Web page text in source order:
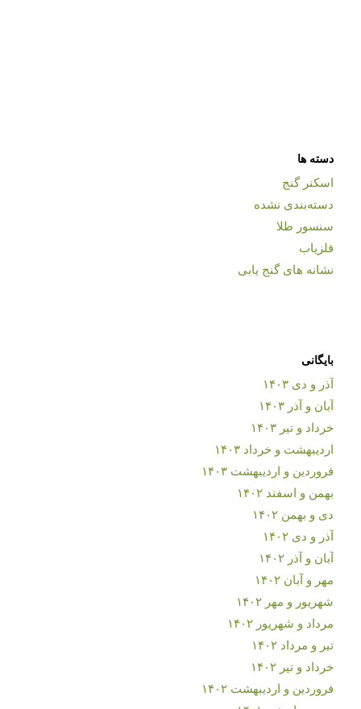
دسته ها
اسکنر گنج
دسته‌بندی نشده
سنسور طلا
فلزیاب
نشانه های گنج یابی
بایگانی
آذر و دی ۱۴۰۳
آبان و آذر ۱۴۰۳
خرداد و تیر ۱۴۰۳
اردیبهشت و خرداد ۱۴۰۳
فروردین و اردیبهشت ۱۴۰۳
بهمن و اسفند ۱۴۰۲
دی و بهمن ۱۴۰۲
آذر و دی ۱۴۰۲
آبان و آذر ۱۴۰۲
مهر و آبان ۱۴۰۲
شهریور و مهر ۱۴۰۲
مرداد و شهریور ۱۴۰۲
تیر و مرداد ۱۴۰۲
خرداد و تیر ۱۴۰۲
فروردین و اردیبهشت ۱۴۰۲